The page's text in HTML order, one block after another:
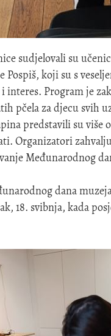
sudjelovali su
Pospiš, koji su s
interes. Program je
pčela za djecu svih
predstavili su više
Organizatori
Međunarodnog
dana
18. svibnja, kada